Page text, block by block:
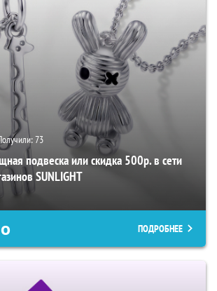
73
подвеска или скидка 500р. в сети
SUNLIGHT
ПОДРОБНЕЕ